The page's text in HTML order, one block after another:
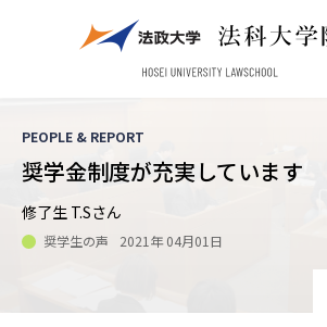
PEOPLE & REPORT
奨学金制度が充実しています
修了生 T.Sさん
奨学生の声 2021年 04月01日